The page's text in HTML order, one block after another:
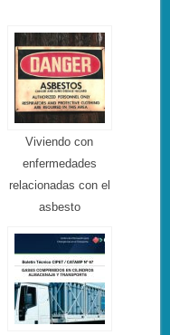
Viviendo con
enfermedades
relacionadas con el
asbesto